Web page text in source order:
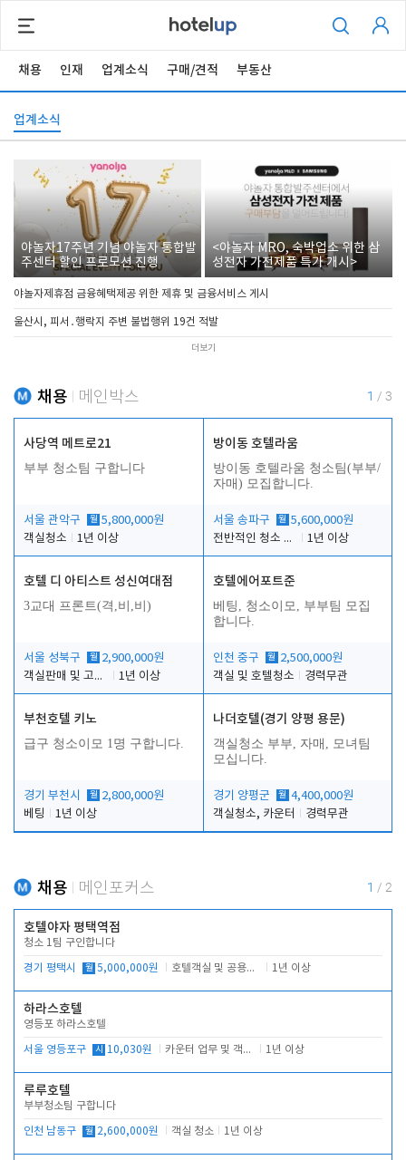
채용 인재 업계소식 구매/견적 부동산
업계소식
야놀자17주년 기념 야놀자 통합발
주센터 할인 프로모션 진행
<야놀자 MRO, 숙박업소 위한 삼
성전자 가전제품 특가 개시>
야놀자제휴점 금융혜택제공 위한 제휴 및 금융서비스 게시
울산시, 피서․행락지 주변 불법행위 19건 적발
더보기
채용 메인박스 1 / 3
사당역 메트로21
부부 청소팀 구합니다
서울 관악구 월 5,800,000원
객실청소
1년 이상
방이동 호텔라움
방이동 호텔라움 청소팀(부부/
자매) 모집합니다.
서울 송파구 월 5,600,000원
전반적인 청소 업무(객실청소.객실정리)
1년 이상
호텔 디 아티스트 성신여대점
3교대 프론트(격,비,비)
서울 성북구 월 2,900,000원
객실판매 및 고객응대
1년 이상
호텔에어포트준
베팅, 청소이모, 부부팀 모집
합니다.
인천 중구 월 2,500,000원
객실 및 호텔청소
경력무관
부천호텔 키노
급구 청소이모 1명 구합니다.
경기 부천시 월 2,800,000원
베팅
1년 이상
나더호텔(경기 양평 용문)
객실청소 부부, 자매, 모녀팀
모십니다.
경기 양평군 월 4,400,000원
객실청소, 카운터
경력무관
채용 메인포커스 1 / 2
호텔야자 평택역점
청소 1팀 구인합니다
경기 평택시 월 5,000,000원 호텔객실 및 공용시설 청소 관리 1년 이상
하라스호텔
영등포 하라스호텔
서울 영등포구 시 10,030원 카운터 업무 및 객실관리(청소상태 확인, 객실판매) 1년 이상
루루호텔
부부청소팀 구합니다
인천 남동구 월 2,600,000원 객실 청소 1년 이상